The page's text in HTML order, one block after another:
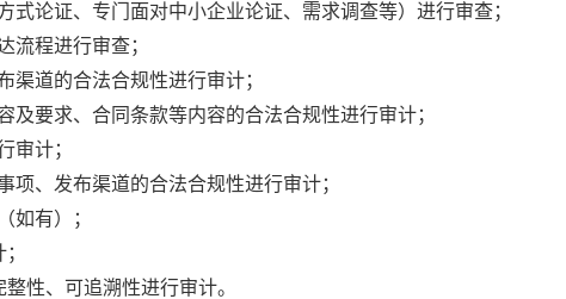
论证、专门面对中小企业论证、需求调查等）进行审查；
程进行审查；
道的合法合规性进行审计；
要求、合同条款等内容的合法合规性进行审计；
计；
、发布渠道的合法合规性进行审计；
有）；
性、可追溯性进行审计。